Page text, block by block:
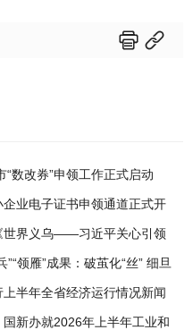
 
“数改券”申领工作正式启动
企业电子证书申领通道正式开
世界义乌——习近平关心引领
领雁”成果：破茧化“丝” 细旦
上半年全省经济运行情况新闻
国新办就2026年上半年工业和